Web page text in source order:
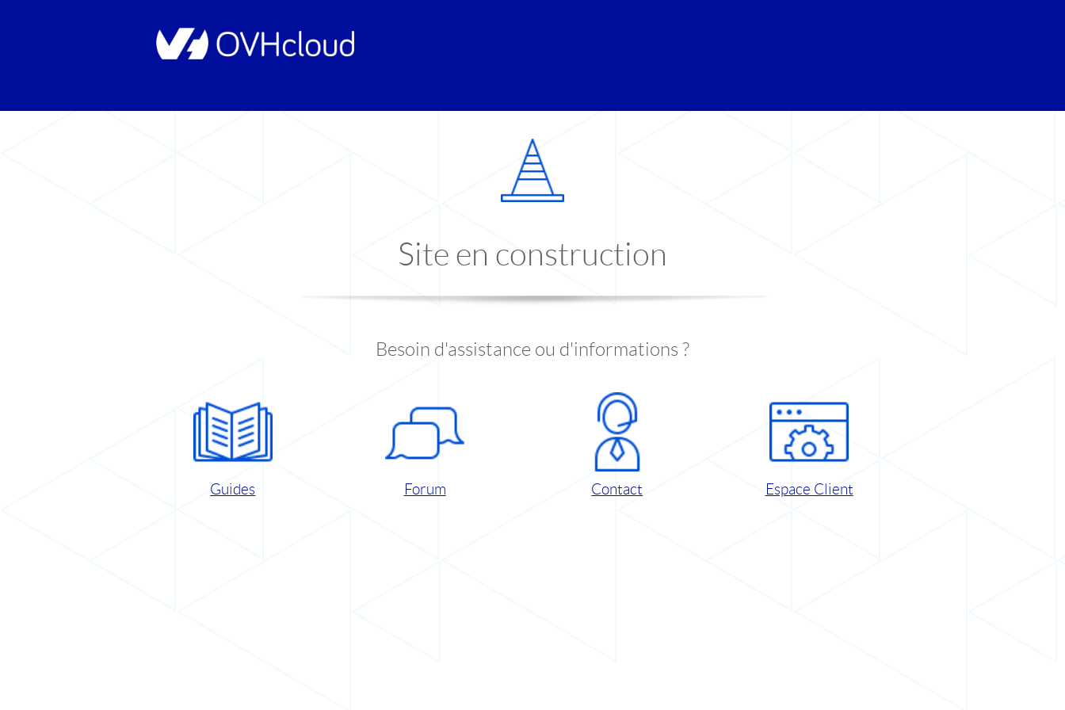
Site en construction
Besoin d'assistance ou d'informations ?
Guides Forum Contact Espace Client